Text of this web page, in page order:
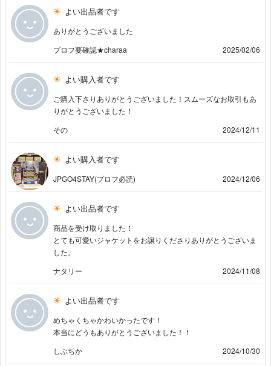
よい出品者です
ありがとうございました
プロフ要確認★charaa
2025/02/06
よい購入者です
ご購入下さりありがとうございました！スムーズなお取引もあ
りがとうございました！
その
2024/12/11
よい購入者です
JPGO4STAY(プロフ必読) 2024/12/06
よい出品者です
商品を受け取りました！
とても可愛いジャケットをお譲りくださりありがとうございま
した。
ナタリー
2024/11/08
よい出品者です
めちゃくちゃかわいかったです！
本当にどうもありがとうございました！！
しぶちか
2024/10/30